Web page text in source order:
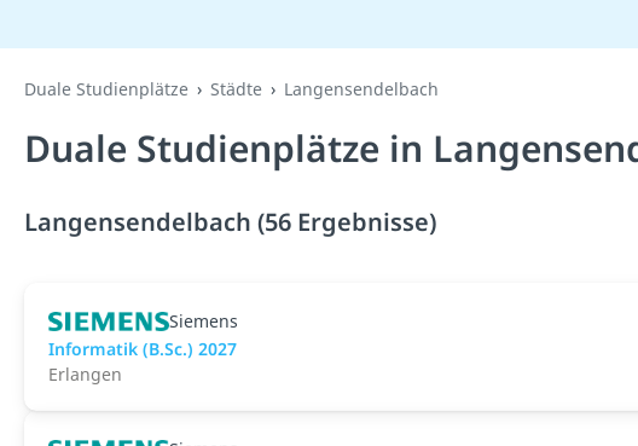
Duale Studienplätze Städte Langensendelbach
Duale Studienplätze in
Langensendelbach (56 Ergebnisse)
Siemens
Informatik (B.Sc.) 2027
Erlangen